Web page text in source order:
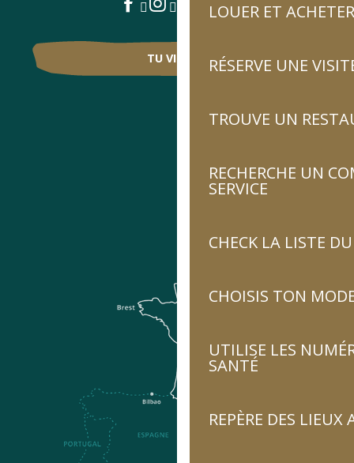
LOUER ET
RÉSERVE UNE
TROUVE UN
RECHERCHE UN
SERVICE
CHECK LA LISTE
CHOISIS TON
UTILISE LES
SANTÉ
REPÈRE DES LIEUX
TU VIENS ?